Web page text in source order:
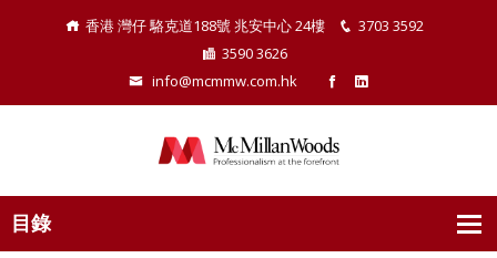
香港 灣仔 駱克道188號 兆安中心 24樓
3703 3592
3590 3626
info@mcmmw.com.hk